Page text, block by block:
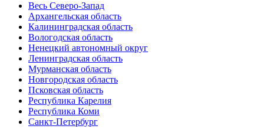
Весь Северо-Запад
Архангельская область
Калининградская область
Вологодская область
Ненецкий автономный округ
Ленинградская область
Мурманская область
Новгородская область
Псковская область
Республика Карелия
Республика Коми
Санкт-Петербург